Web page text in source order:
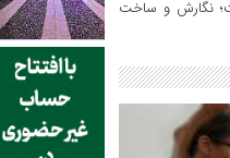
نگارش و ساخت